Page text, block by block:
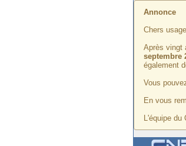
Annonce
Chers
Après vingt
septembre
également
Vous
En vous
L'équipe du